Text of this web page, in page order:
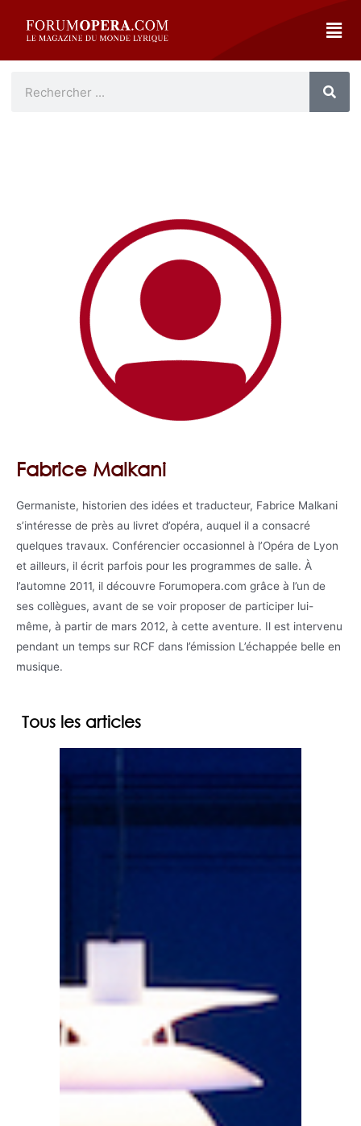
Fabrice Malkani
Germaniste, historien des idées et traducteur, Fabrice Malkani
s’intéresse de près au livret d’opéra, auquel il a consacré
quelques travaux. Conférencier occasionnel à l’Opéra de Lyon
et ailleurs, il écrit parfois pour les programmes de salle. À
l’automne 2011, il découvre Forumopera.com grâce à l’un de
ses collègues, avant de se voir proposer de participer lui-
même, à partir de mars 2012, à cette aventure. Il est intervenu
pendant un temps sur RCF dans l’émission L’échappée belle en
musique.
Tous les articles